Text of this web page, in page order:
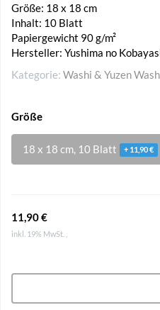
Größe: 18 x 18 cm
Inhalt: 10 Blatt
Papiergewicht 90 g/m²
Hersteller: Yushima no
Kategorie: Washi & Yuzen
Größe
18 x 18 cm, 10 Blatt + 11,90 €
11,90 €
inkl. 19% MwSt. ,